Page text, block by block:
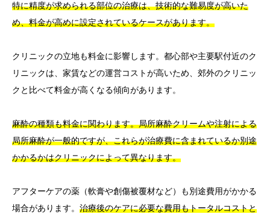
特に精度が求められる部位の治療は、技術的な難易度が高いた
め、料金が高めに設定されているケースがあります。
クリニックの立地も料金に影響します。都心部や主要駅付近のク
リニックは、家賃などの運営コストが高いため、郊外のクリニッ
クと比べて料金が高くなる傾向があります。
麻酔の種類も料金に関わります。局所麻酔クリームや注射による
局所麻酔が一般的ですが、これらが治療費に含まれているか別途
かかるかはクリニックによって異なります。
アフターケアの薬（軟膏や創傷被覆材など）も別途費用がかかる
場合があります。 治療後のケアに必要な費用もトータルコストと